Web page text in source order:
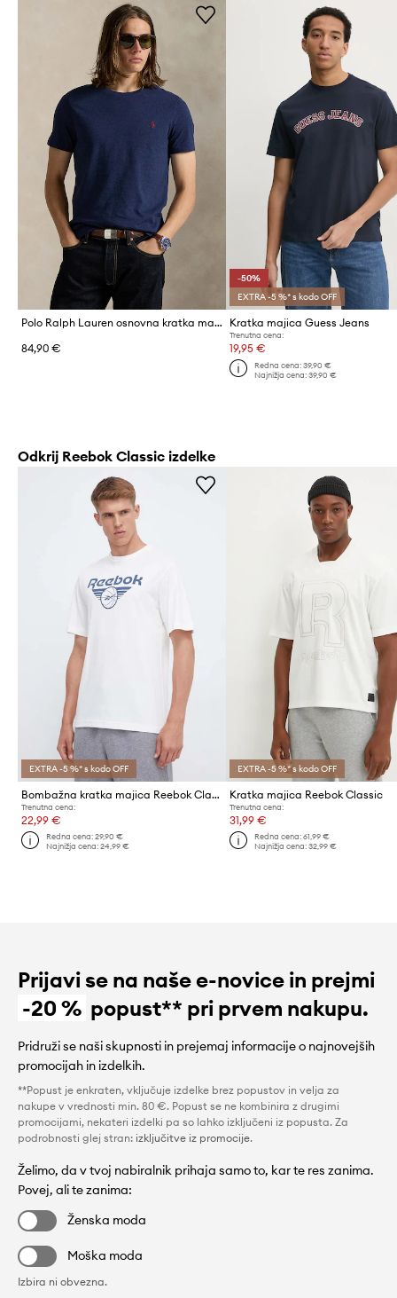
Polo Ralph Lauren osnovna kratka majica moška bombažna
84,90 €
-50%
EXTRA -5 %* s kodo OFF
Kratka majica Guess Jeans
Trenutna cena:
19,95 €
Redna cena: 39,90 €
Najnižja cena: 39,90 €
Odkrij Reebok Classic izdelke
EXTRA -5 %* s kodo OFF
Bombažna kratka majica Reebok Classic Basketball
Trenutna cena:
22,99 €
Redna cena:29,90 €
Najnižja cena:24,99 €
EXTRA -5 %* s kodo OFF
Kratka majica Reebok Classic
Trenutna cena:
31,99 €
Redna cena: 61,99 €
Najnižja cena: 32,99 €
Prijavi se na naše e-novice in prejmi
-20 % popust** pri prvem nakupu.
Pridruži se naši skupnosti in prejemaj informacije o najnovejših
promocijah in izdelkih.
**Popust je enkraten, vključuje izdelke brez popustov in velja za
nakupe v vrednosti min. 80 €. Popust se ne kombinira z drugimi
promocijami, nekateri izdelki pa so lahko izključeni iz popusta. Za
podrobnosti glej stran: izključitve iz promocije.
Želimo, da v tvoj nabiralnik prihaja samo to, kar te res zanima.
Povej, ali te zanima:
Ženska moda
Moška moda
Izbira ni obvezna.